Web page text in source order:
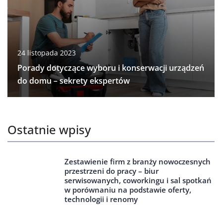
24 listopada 2023
Porady dotyczące wyboru i konserwacji urządzeń
do domu – sekrety ekspertów
Ostatnie wpisy
Zestawienie firm z branży nowoczesnych
przestrzeni do pracy – biur
serwisowanych, coworkingu i sal spotkań
w porównaniu na podstawie oferty,
technologii i renomy